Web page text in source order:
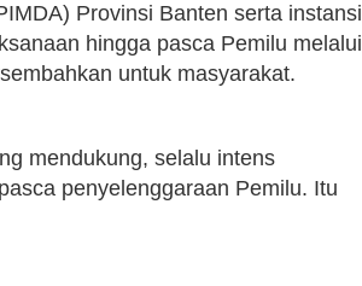
Provinsi Banten serta instansi
hingga pasca Pemilu melalui
untuk masyarakat.
mendukung, selalu intens
penyelenggaraan Pemilu. Itu